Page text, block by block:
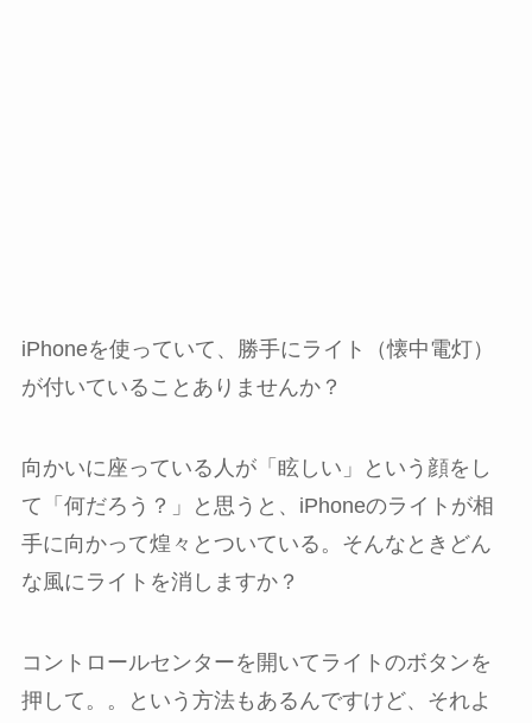
iPhoneを使っていて、勝手にライト（懐中電灯）
が付いていることありませんか？
向かいに座っている人が「眩しい」という顔をし
て「何だろう？」と思うと、iPhoneのライトが相
手に向かって煌々とついている。そんなときどん
な風にライトを消しますか？
コントロールセンターを開いてライトのボタンを
押して。。という方法もあるんですけど、それよ